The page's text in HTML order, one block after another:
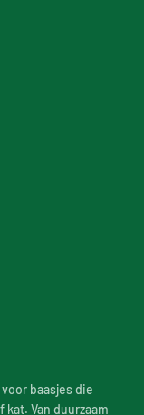
baasjes die
Van duurzaam